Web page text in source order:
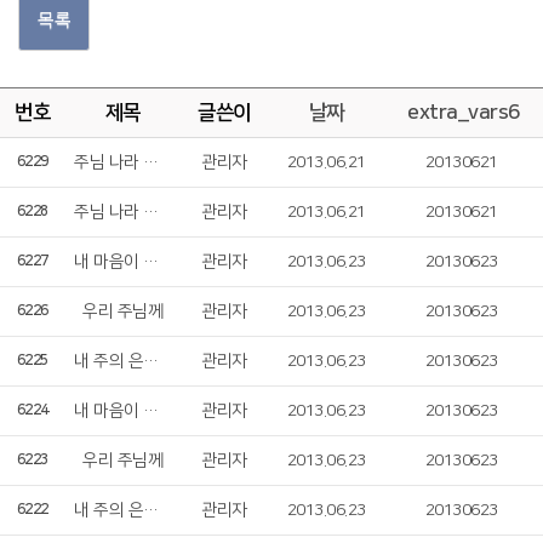
목록
번호 제목 글쓴이 날짜 extra_vars6
6229 주님 나라 이루게 하소서 관리자 2013.06.21 20130621
6228 주님 나라 이루게 하소서 관리자 2013.06.21 20130621
6227 내 마음이 주를 관리자 2013.06.23 20130623
6226 우리 주님께 관리자 2013.06.23 20130623
6225 내 주의 은혜의 강가로 관리자 2013.06.23 20130623
6224 내 마음이 주를 관리자 2013.06.23 20130623
6223 우리 주님께 관리자 2013.06.23 20130623
6222 내 주의 은혜의 강가로 관리자 2013.06.23 20130623